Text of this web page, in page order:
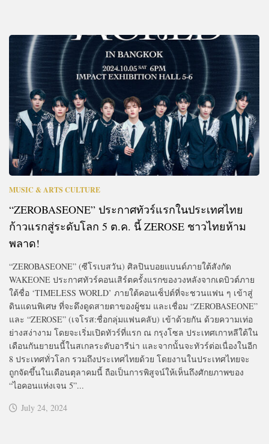
MUSIC & ARTS CULTURE
“ZEROBASEONE” ประกาศทัวร์แรกในประเทศไทย
ก้าวแรกสู่ระดับโลก 5 ต.ค. นี้ ZEROSE ชาวไทยห้าม
พลาด!
“ZEROBASEONE” (ซีโรเบสวัน) ศิลปินบอยแบนด์ภายใต้สังกัด
WAKEONE ประกาศทัวร์คอนเสิร์ตครั้งแรกของวงหลังจากเดบิวต์ภาย
ใต้ชื่อ ‘TIMELESS WORLD’ ภายใต้คอนเซ็ปต์ที่จะชวนแฟน ๆ เข้าสู่
ดินแดนพิเศษ ที่จะดึงดูดสายตาของผู้ชม และเชื่อม “ZEROBASEONE”
และ “ZEROSE” (เจโรส:ชื่อกลุ่มแฟนคลับ) เข้าด้วยกัน ด้วยความเท่อ
ย่างสง่างาม โดยจะเริ่มเปิดทัวร์ที่แรก ณ กรุงโซล ประเทศเกาหลีใต้ใน
เดือนกันยายนนี้ในสเกลระดับอารีน่า และจากนั้นจะทัวร์ต่อเนื่องในอีก
8 ประเทศทั่วโลก รวมถึงประเทศไทยด้วย โดยงานในประเทศไทยจะ
ถูกจัดขึ้นในเดือนตุลาคมนี้ ถือเป็นการพิสูจน์ให้เห็นถึงศักยภาพของ
“ไอคอนแห่งเจน 5”...
July 24, 2024